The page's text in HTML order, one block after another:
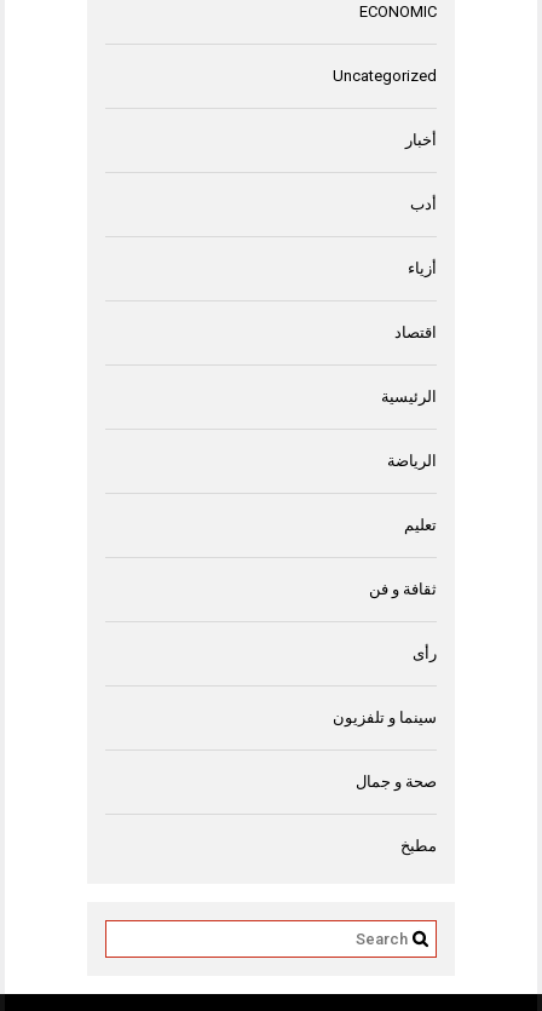
ECONOMIC
Uncategorized
أخبار
أدب
أزياء
اقتصاد
الرئيسية
الرياضة
تعليم
ثقافة و فن
رأى
سينما و تلفزيون
صحة و جمال
مطبخ